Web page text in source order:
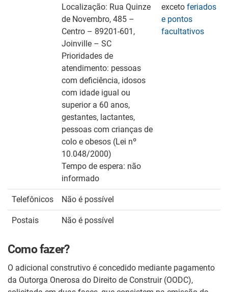
Localização: Rua Quinze
de Novembro, 485 –
Centro – 89201-601,
Joinville – SC
Prioridades de
atendimento: pessoas
com deficiência, idosos
com idade igual ou
superior a 60 anos,
gestantes, lactantes,
pessoas com crianças de
colo e obesos (Lei nº
10.048/2000)
Tempo de espera: não
informado
exceto feriados
e pontos
facultativos
Telefônicos Não é possível
Postais Não é possível
Como fazer?
O adicional construtivo é concedido mediante pagamento
da Outorga Onerosa do Direito de Construir (OODC),